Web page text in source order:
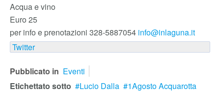
Acqua e vino
Euro 25
per info e prenotazioni 328-5887054 info@inlaguna.it
Twitter
Pubblicato in Eventi
Etichettato sotto
Lucio Dalla
1Agosto Acquarotta